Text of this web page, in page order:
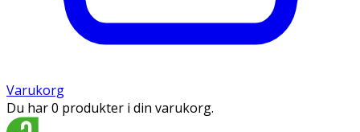
Varukorg
Du har 0 produkter i din varukorg.